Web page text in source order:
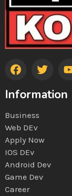
Information
Business
Web DEv
Apply Now
IOS DEv
Android Dev
Game Dev
Career